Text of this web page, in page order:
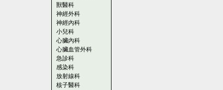
獸醫科
神經外科
神經內科
小兒科
心臟內科
心臟血管外科
急診科
感染科
放射線科
核子醫科